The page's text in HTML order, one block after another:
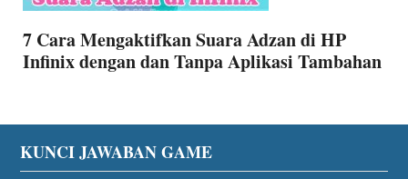
7 Cara Mengaktifkan Suara Adzan di HP
Infinix dengan dan Tanpa Aplikasi Tambahan
Footer
KUNCI JAWABAN GAME